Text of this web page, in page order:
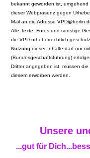
bekannt geworden ist,
dieser Webpräsenz gegen
Mail an die Adresse
Alle Texte, Fotos und sonstige
die VPD urheberrechtlich
Nutzung dieser Inhalte darf nur
(Bundesgeschäftsführung)
Dritter angegeben ist, müssen
diesem erworben werden.
Unsere
...gut für